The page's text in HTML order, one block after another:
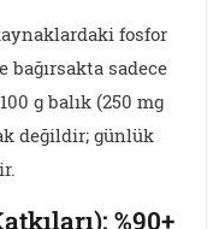
fosfor
bağırsakta sadece
g balık (250 mg
değildir; günlük
%90+